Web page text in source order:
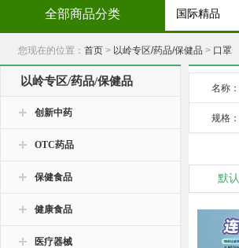
全部商品分类 国际精品
您现在的位置： 首页 > 以岭专区/药品/保健品 > 口罩
以岭专区/药品/保健品
创新中药
OTC药品
保健食品
健康食品
医疗器械
名称：
规格：
默认